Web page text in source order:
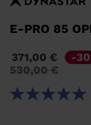
E-PRO 85
Pour ajouter un
taille
371,00 €
Prix
de
530,00 €à
-
5.0